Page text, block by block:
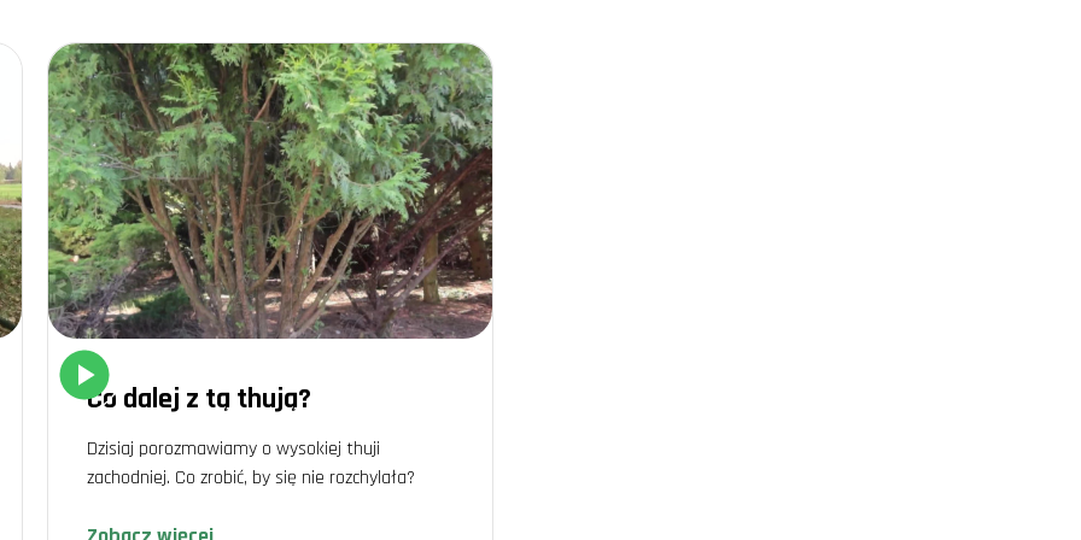
każda roślina jest pełna życia?
dla ogrodników
życie ogrodnika. Aplikacja Plantis to doskonałe wsparcie dla każdego, kto chce mieć piękny i zdrowy ogród. Dzięki niej możesz
i otrzymywać praktyczne wskazówki.
Plantis?
jakie daje nam technologia. Dzięki aplikacji Plantis:
lepiej zrozumieć ich potrzeby.
dzięki funkcji skanowania roślin.
takich jak podlewanie czy nawożenie.
w ogrodnictwie, teraz nie wyobraża sobie pracy w ogrodzie bez tej aplikacji. I powiem wam, że to naprawdę działa – jego
to klucz do sukcesu
ale przede wszystkim pasja. Każdego dnia uczymy się czegoś nowego, a zdobyte doświadczenia pozwalają nam lepiej dbać o
to często początek fascynującej drogi do zrozumienia, jakimi cudownymi stworzeniami są rośliny. Czyż nie warto poświęcić im naszej
Co dalej z tą thują?
Dzisiaj porozmawiamy o wysokiej thuji
zachodniej. Co zrobić, by się nie rozchylała?